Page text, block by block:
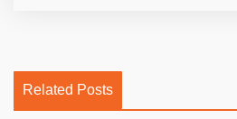
Related Posts